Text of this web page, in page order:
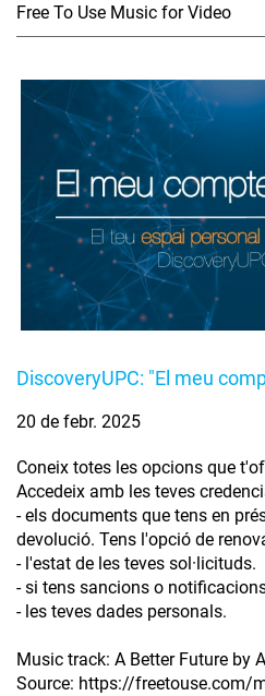
Free To Use Music for Video
DiscoveryUPC: "El meu
20 de febr. 2025
Coneix totes les opcions que
Accedeix amb les teves
- els documents que tens en
devolució. Tens l'opció de
- l'estat de les teves sol·licituds.
- si tens sancions o
- les teves dades personals.
Music track: A Better Future by
Source: https://freetouse.com/